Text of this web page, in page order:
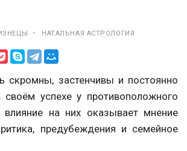
• НАТАЛЬНАЯ АСТРОЛОГИЯ
скромны, застенчивы и постоянно
успехе у противоположного
на них оказывает мнение
предубеждения и семейное